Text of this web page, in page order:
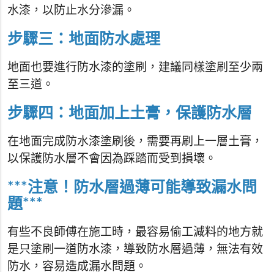
水漆，以防止水分滲漏。
步驟三：地面防水處理
地面也要進行防水漆的塗刷，建議同樣塗刷至少兩
至三道。
步驟四：地面加上土膏，保護防水層
在地面完成防水漆塗刷後，需要再刷上一層土膏，
以保護防水層不會因為踩踏而受到損壞。
***注意！防水層過薄可能導致漏水問
題***
有些不良師傅在施工時，最容易偷工減料的地方就
是只塗刷一道防水漆，導致防水層過薄，無法有效
防水，容易造成漏水問題。